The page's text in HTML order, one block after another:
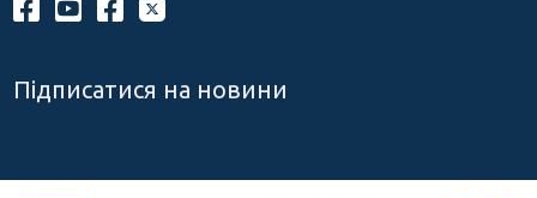
Підписатися на новини